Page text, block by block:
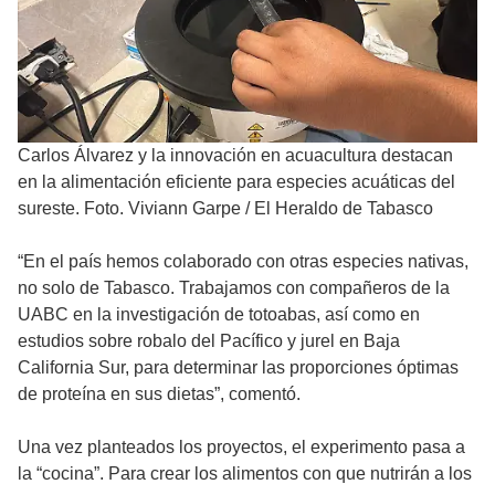
Carlos Álvarez y la innovación en acuacultura destacan
en la alimentación eficiente para especies acuáticas del
sureste. Foto. Viviann Garpe / El Heraldo de Tabasco
“En el país hemos colaborado con otras especies nativas,
no solo de Tabasco. Trabajamos con compañeros de la
UABC en la investigación de totoabas, así como en
estudios sobre robalo del Pacífico y jurel en Baja
California Sur, para determinar las proporciones óptimas
de proteína en sus dietas”, comentó.
Una vez planteados los proyectos, el experimento pasa a
la “cocina”. Para crear los alimentos con que nutrirán a los